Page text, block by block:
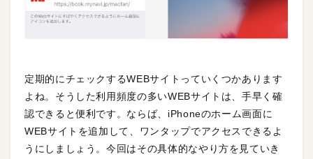
定期的にチェックするWEBサイトっていくつかあります
よね。そうした利用頻度の多いWEBサイトは、手早く確
認できると便利です。ならば、iPhoneのホーム画面に
WEBサイトを追加して、ワンタップでアクセスできるよ
うにしましょう。今回はその具体的なやり方を見ていき